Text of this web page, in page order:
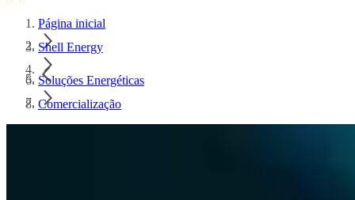
Página inicial
Shell Energy
Soluções Energéticas
Comercialização